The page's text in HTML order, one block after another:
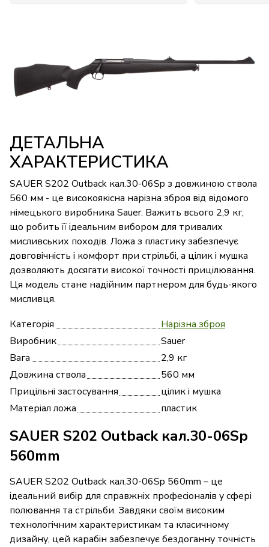
ДЕТАЛЬНА
ХАРАКТЕРИСТИКА
SAUER S202 Outback кал.30-06Sp з довжиною ствола
560 мм - це високоякісна нарізна зброя від відомого
німецького виробника Sauer. Важить всього 2,9 кг,
що робить її ідеальним вибором для тривалих
мисливських походів. Ложа з пластику забезпечує
довговічність і комфорт при стрільбі, а цілик і мушка
дозволяють досягати високої точності прицілювання.
Ця модель стане надійним партнером для будь-якого
мисливця.
Категорія
Нарізна зброя
Виробник
Sauer
Вага
2,9 кг
Довжина ствола
560 мм
Прицільні застосування
цілик і мушка
Матеріал ложа
пластик
SAUER S202 Outback кал.30-06Sp
560mm
SAUER S202 Outback кал.30-06Sp 560mm – це
ідеальний вибір для справжніх професіоналів у сфері
полювання та стрільби. Завдяки своїм високим
технологічним характеристикам та класичному
дизайну, цей карабін забезпечує бездоганну точність